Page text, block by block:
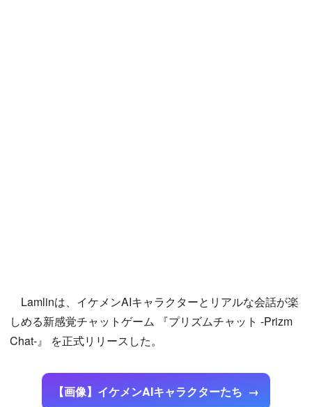
Lamlinは、イケメンAIキャラクターとリアルな会話が楽
しめる新感覚チャットゲーム 『プリズムチャット -Prizm
Chat-』 を正式リリースした。
【画像】イケメンAIキャラクターたち